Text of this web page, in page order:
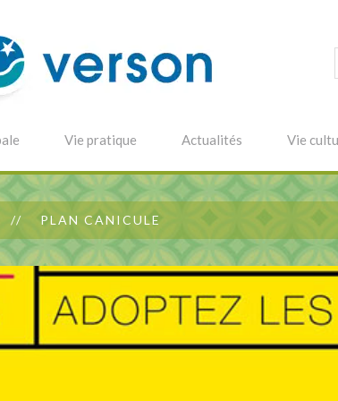
Vie pratique Actualités Vie
PLAN CANICULE